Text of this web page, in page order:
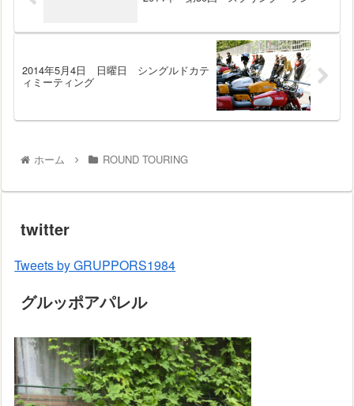
2014年5月4日 日曜日 シングルドカテ
ィミーティング
ホーム ROUND TOURING
twitter
Tweets by GRUPPORS1984
グルッポアパレル